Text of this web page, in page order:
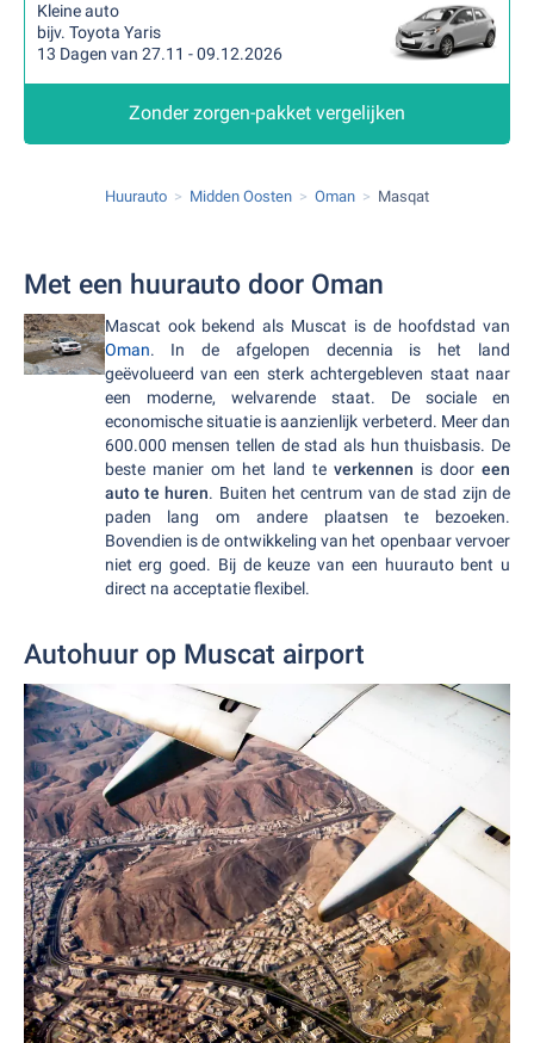
Kleine auto
bijv. Toyota Yaris
13 Dagen van 27.11 - 09.12.2026
Zonder zorgen-pakket vergelijken
Huurauto Midden Oosten Oman Masqat
Met een huurauto door Oman
Mascat ook bekend als Muscat is de hoofdstad van
Oman. In de afgelopen decennia is het land
geëvolueerd van een sterk achtergebleven staat naar
een moderne, welvarende staat. De sociale en
economische situatie is aanzienlijk verbeterd. Meer dan
600.000 mensen tellen de stad als hun thuisbasis. De
beste manier om het land te verkennen is dooreen
auto te huren. Buiten het centrum van de stad zijn de
paden lang om andere plaatsen te bezoeken.
Bovendien is de ontwikkeling van het openbaar vervoer
niet erg goed. Bij de keuze van een huurauto bent u
direct na acceptatie flexibel.
Autohuur op Muscat airport